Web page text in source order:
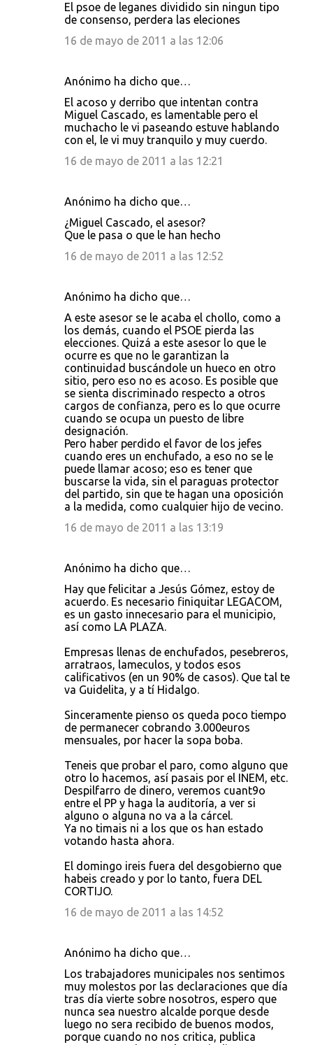
El psoe de leganes dividido sin ningun tipo
de consenso, perdera las eleciones
16 de mayo de 2011 a las 12:06
Anónimo ha dicho que…
El acoso y derribo que intentan contra
Miguel Cascado, es lamentable pero el
muchacho le vi paseando estuve hablando
con el, le vi muy tranquilo y muy cuerdo.
16 de mayo de 2011 a las 12:21
Anónimo ha dicho que…
¿Miguel Cascado, el asesor?
Que le pasa o que le han hecho
16 de mayo de 2011 a las 12:52
Anónimo ha dicho que…
A este asesor se le acaba el chollo, como a
los demás, cuando el PSOE pierda las
elecciones. Quizá a este asesor lo que le
ocurre es que no le garantizan la
continuidad buscándole un hueco en otro
sitio, pero eso no es acoso. Es posible que
se sienta discriminado respecto a otros
cargos de confianza, pero es lo que ocurre
cuando se ocupa un puesto de libre
designación.
Pero haber perdido el favor de los jefes
cuando eres un enchufado, a eso no se le
puede llamar acoso; eso es tener que
buscarse la vida, sin el paraguas protector
del partido, sin que te hagan una oposición
a la medida, como cualquier hijo de vecino.
16 de mayo de 2011 a las 13:19
Anónimo ha dicho que…
Hay que felicitar a Jesús Gómez, estoy de
acuerdo. Es necesario finiquitar LEGACOM,
es un gasto innecesario para el municipio,
así como LA PLAZA.
Empresas llenas de enchufados, pesebreros,
arratraos, lameculos, y todos esos
calificativos (en un 90% de casos). Que tal te
va Guidelita, y a tí Hidalgo.
Sinceramente pienso os queda poco tiempo
de permanecer cobrando 3.000euros
mensuales, por hacer la sopa boba.
Teneis que probar el paro, como alguno que
otro lo hacemos, así pasais por el INEM, etc.
Despilfarro de dinero, veremos cuant9o
entre el PP y haga la auditoría, a ver si
alguno o alguna no va a la cárcel.
Ya no timais ni a los que os han estado
votando hasta ahora.
El domingo ireis fuera del desgobierno que
habeis creado y por lo tanto, fuera DEL
CORTIJO.
16 de mayo de 2011 a las 14:52
Anónimo ha dicho que…
Los trabajadores municipales nos sentimos
muy molestos por las declaraciones que día
tras día vierte sobre nosotros, espero que
nunca sea nuestro alcalde porque desde
luego no sera recibido de buenos modos,
porque cuando no nos critica, publica